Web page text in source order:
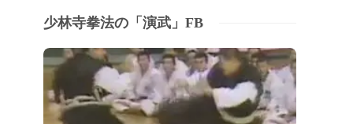
少林寺拳法の「演武」FB